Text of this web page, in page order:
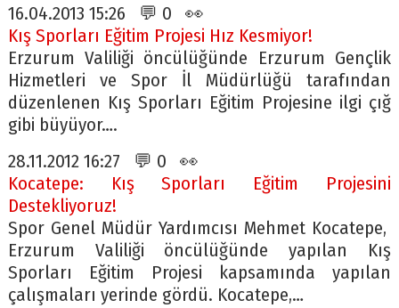
16.04.2013 15:26 💬 0 👀
Kış Sporları Eğitim Projesi Hız Kesmiyor!
Erzurum Valiliği öncülüğünde Erzurum Gençlik
Hizmetleri ve Spor İl Müdürlüğü tarafından
düzenlenen Kış Sporları Eğitim Projesine ilgi çığ
gibi büyüyor….
28.11.2012 16:27 💬 0 👀
Kocatepe: Kış Sporları Eğitim Projesini
Destekliyoruz!
Spor Genel Müdür Yardımcısı Mehmet Kocatepe,
Erzurum Valiliği öncülüğünde yapılan Kış
Sporları Eğitim Projesi kapsamında yapılan
çalışmaları yerinde gördü. Kocatepe,…